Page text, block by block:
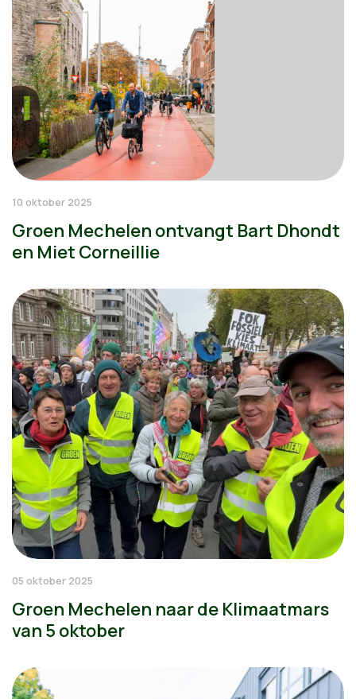
10 oktober 2025
Groen Mechelen ontvangt Bart Dhondt
en Miet Corneillie
05 oktober 2025
Groen Mechelen naar de Klimaatmars
van 5 oktober